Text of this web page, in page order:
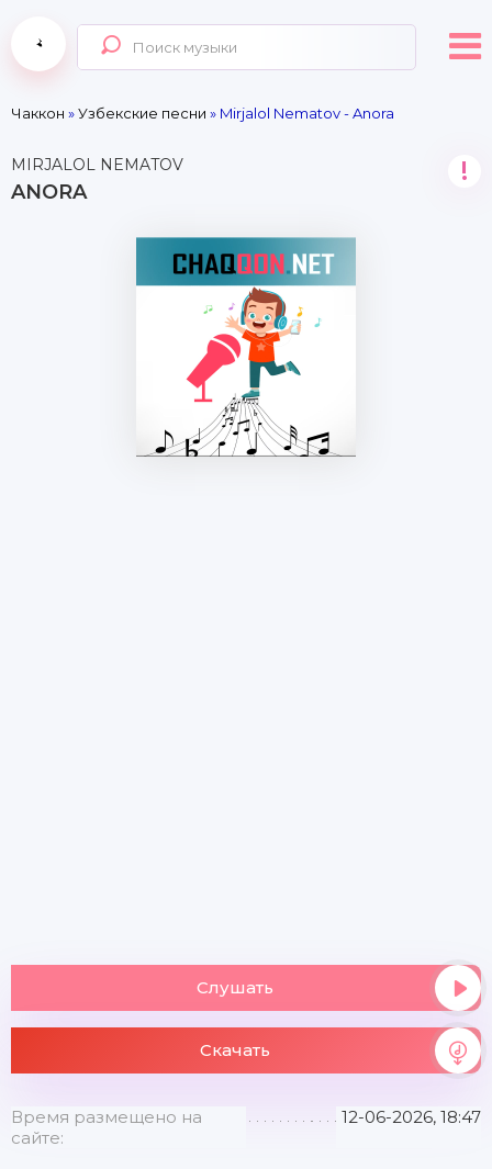
Чаккон »Узбекские песни » Mirjalol Nematov - Anora
MIRJALOL NEMATOV
ANORA
!
Слушать
Скачать
Время размещено на
сайте:
12-06-2026, 18:47